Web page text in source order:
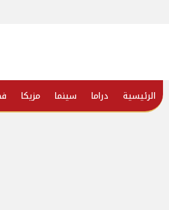
الرئيسية دراما سينما مزيكا